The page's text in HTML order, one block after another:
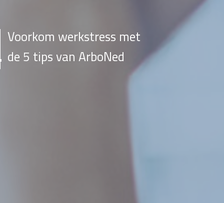
Voorkom werkstress met
de 5 tips van ArboNed